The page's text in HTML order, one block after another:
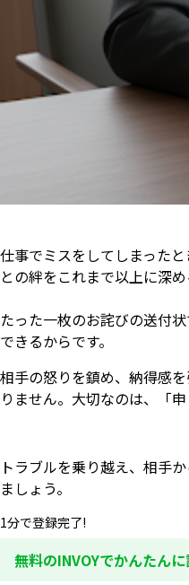
仕事でミスをしてしまった
との絆をこれまで以上に深
たった一枚のお詫びの送付
できるからです。
相手の怒りを鎮め、納得感
りません。大切なのは、「
トラブルを乗り越え、相手
ましょう。
1分で登録完了!
無料のINVOYでかんたん